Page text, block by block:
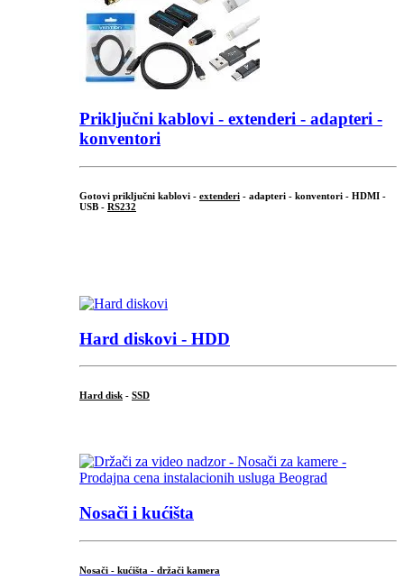
Priključni kablovi - extenderi - adapteri -
konventori
Gotovi priključni kablovi - extenderi - adapteri - konventori - HDMI -
USB - RS232
Hard diskovi - HDD
Hard disk - SSD
Nosači i kućišta
Nosači - kućišta - držači kamera